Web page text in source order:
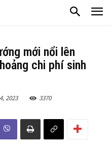
mới nổi lên
chi phí sinh
2023 3370